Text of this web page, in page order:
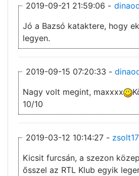
2019-09-21 21:59:06 -
Jó a Bazsó kataktere, hogy
legyen.
2019-09-15 07:20:33 -
Nagy volt megint, maxxxx
10/10
2019-03-12 10:14:27 -
Kicsit furcsán, a szezon
ősszel az RTL Klub egyik